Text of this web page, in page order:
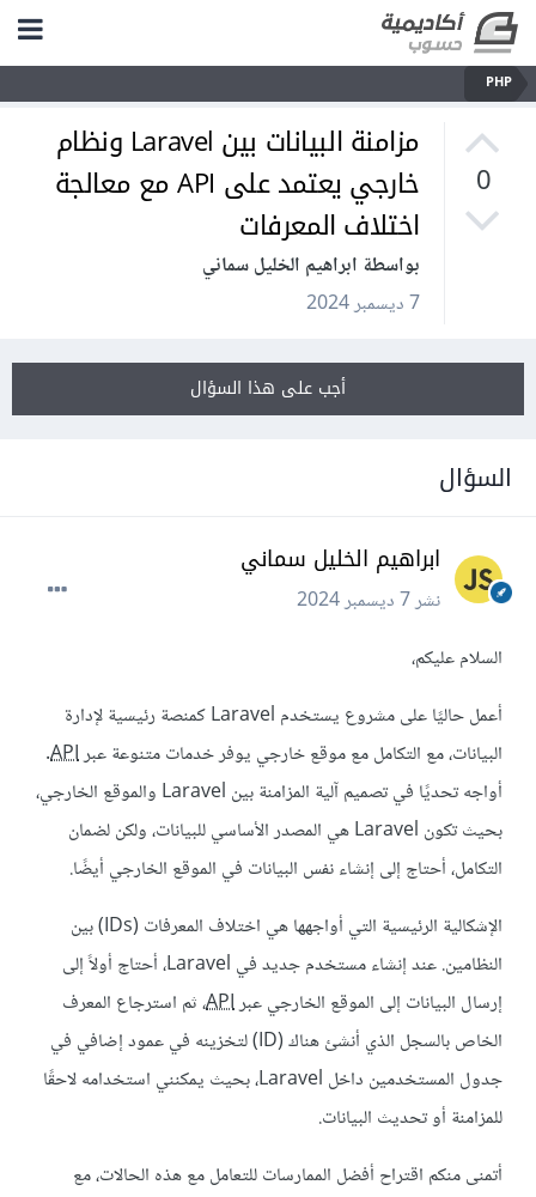
PHP
0
مزامنة البيانات بين Laravel ونظام
خارجي يعتمد على API مع معالجة
اختلاف المعرفات
بواسطة ابراهيم الخليل سماني
7 ديسمبر 2024
أجب على هذا السؤال
السؤال
ابراهيم الخليل سماني
نشر7 ديسمبر 2024
السلام عليكم،
أعمل حاليًا على مشروع يستخدم Laravel كمنصة رئيسية لإدارة
البيانات، مع التكامل مع موقع خارجي يوفر خدمات متنوعة عبرAPI
.
أواجه تحديًا في تصميم آلية المزامنة بين Laravel والموقع الخارجي،
بحيث تكون Laravel هي المصدر الأساسي للبيانات، ولكن لضمان
التكامل، أحتاج إلى إنشاء نفس البيانات في الموقع الخارجي أيضًا.
الإشكالية الرئيسية التي أواجهها هي اختلاف المعرفات (IDs) بين
النظامين. عند إنشاء مستخدم جديد في Laravel، أحتاج أولاً إلى
إرسال البيانات إلى الموقع الخارجي عبرAPI، ثم استرجاع المعرف
الخاص بالسجل الذي أنشئ هناك (ID) لتخزينه في عمود إضافي في
جدول المستخدمين داخل Laravel، بحيث يمكنني استخدامه لاحقًا
للمزامنة أو تحديث البيانات.
أتمنى منكم اقتراح أفضل الممارسات للتعامل مع هذه الحالات، مع